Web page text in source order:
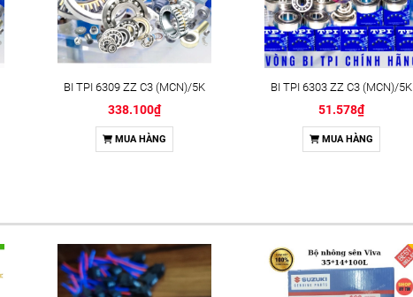
BI TPI 6309 ZZ C3 (MCN)/5K
338.100₫
MUA HÀNG
BI TPI 6303 ZZ C3 (MCN)/5K
51.578₫
MUA HÀNG